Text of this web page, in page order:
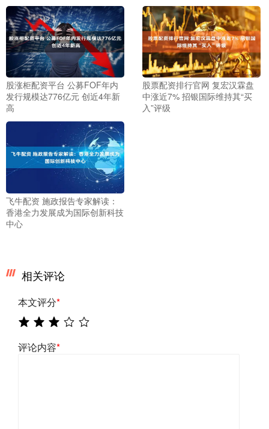
股涨柜配资平台 公募FOF年内
发行规模达776亿元 创近4年新
高
股票配资排行官网 复宏汉霖盘
中涨近7% 招银国际维持其“买
入”评级
飞牛配资 施政报告专家解读：
香港全力发展成为国际创新科技
中心
相关评论
本文评分*
评论内容*